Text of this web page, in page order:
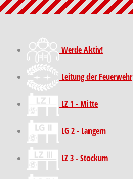
Werde Aktiv!
Leitung der Feuerwehr
LZ 1 - Mitte
LG 2 - Langern
LZ 3 - Stockum